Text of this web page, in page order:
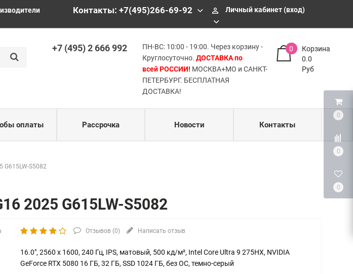
0
0
0
Контакты: +7(495)266-69-92 perm_identity Личный кабинет (вход)
+7 (495) 2 666 992
ПН-ВС: 10:00 - 19:00. Через корзину -
Круглосуточно.ДОСТАВКА по
всей РОССИИ! МОСКВА+МО и САНКТ-
ПЕТЕРБУРГ. БЕСПЛАТНАЯ
ДОСТАВКА!
Корзина
0
0.0
Руб
оплаты Рассрочка Новости Контакты
G615LW-S5082
2025 G615LW-S5082
Отзывов (0) Написать отзыв
16.0", 2560 x 1600, 240 Гц, IPS, матовый, 500 кд/м², Intel Core Ultra 9 275HX, NVIDIA
GeForce RTX 5080 16 ГБ, 32 ГБ, SSD 1024 ГБ, без ОС, темно-серый